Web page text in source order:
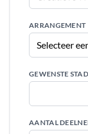
ARRANGEMENT
GEWENSTE
AANTAL